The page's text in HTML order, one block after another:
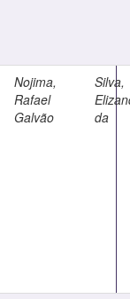
Nojima,
Rafael
Galvão
Silva,
da